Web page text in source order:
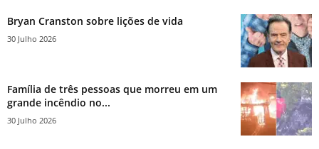
Bryan Cranston sobre lições de vida
30 Julho 2026
Família de três pessoas que morreu em um
grande incêndio no...
30 Julho 2026